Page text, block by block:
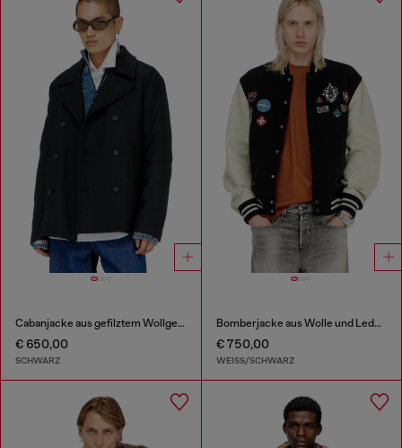
Cabanjacke aus gefilztem Wollgemisch
€ 650,00
SCHWARZ
Bomberjacke aus Wolle und Leder mit Patches
€ 750,00
WEISS/SCHWARZ